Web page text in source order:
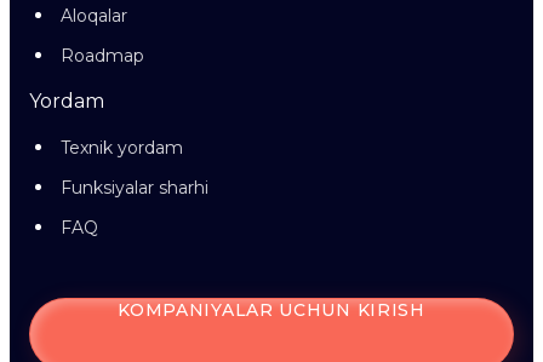
Aloqalar
Roadmap
Yordam
Texnik yordam
Funksiyalar sharhi
FAQ
KOMPANIYALAR UCHUN KIRISH